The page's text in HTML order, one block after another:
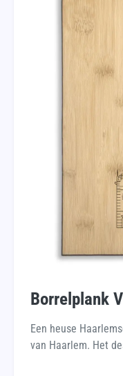
Borrelplank
Een heuse
van Haarlem. Het